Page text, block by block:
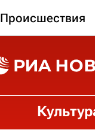
Происшествия